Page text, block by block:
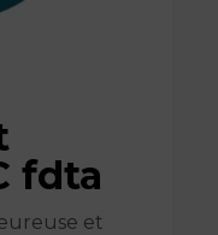
fdta
et